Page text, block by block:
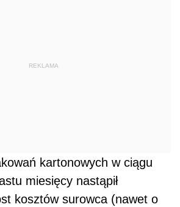
REKLAMA
kartonowych w ciągu
miesięcy nastąpił
kosztów surowca (nawet o